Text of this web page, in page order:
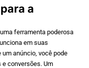
a
ferramenta poderosa
em suas
anúncio, você pode
conversões. Um